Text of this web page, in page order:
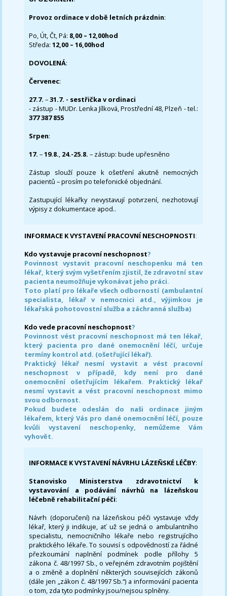
Provoz ordinace v době letních prázdnin:
Po, Út, Čt, Pá: 8,00 – 12,00hod
Středa:12,00 – 16,00hod
DOVOLENÁ:
Červenec:
27.7.–31.7. - sestřička v ordinaci
- zástup - MUDr. Lenka Jílková, Prostřední 48, Plzeň - tel.:
377 387 855
Srpen:
17. –19.8., 24.-25.8. – zástup: bude upřesněno
Zástup slouží pouze k ošetření akutně nemocných
pacientů – prosím po telefonické objednání.
Zastupující lékařky nevystavují potvrzení, nezhotovují
výpisy z dokumentace apod..
INFORMACE K VYSTAVENÍ PRACOVNÍ NESCHOPNOSTI:
Kdo vystavuje pracovní neschopnost?
Povinnost vystavit pracovní neschopenku má ten
lékař, který svým vyšetřením zjistil, že zdravotní stav
pacienta neumožňuje vykonávat jeho práci.
Toto platí pro lékaře všech odborností (ambulantní
specialista, lékař v nemocnici atd., výjimkou je
lékařská pohotovostní služba a záchranná služba)
Kdo vede pracovní neschopnost?
Povinnost vést pracovní neschopnost má ten lékař,
který pacienta pro dané onemocnění léčí, určuje
termíny kontrol atd. (ošetřující lékař).
Praktický lékař nesmí vystavit a vést pracovní
neschopnost v případě, kdy není pro dané
onemocnění ošetřujícím lékařem. Praktický lékař
nesmí vystavit a vést pracovní neschopnost mimo
svou odbornost.
Pokud budete odeslán do naši ordinace jiným
lékařem, který Vás pro dané onemocnění léčí, pouze
kvůli vystavení neschopenky, nemůžeme Vám
vyhovět.
INFORMACE K VYSTAVENÍ NÁVRHU LÁZEŇSKÉ LÉČBY:
Stanovisko Ministerstva zdravotnictví k
vystavování a podávání návrhů na lázeňskou
léčebně rehabilitační péči:
Návrh (doporučení) na lázeňskou péči vystavuje vždy
lékař, který ji indikuje, ať už se jedná o ambulantního
specialistu, nemocničního lékaře nebo registrujícího
praktického lékaře. To souvisí s odpovědností za řádné
přezkoumání naplnění podmínek podle přílohy 5
zákona č. 48/1997 Sb., o veřejném zdravotním pojištění
a o změně a doplnění některých souvisejících zákonů
(dále jen „zákon č. 48/1997 Sb.“) a informování pacienta
o tom, zda tyto podmínky jsou/nejsou splněny.